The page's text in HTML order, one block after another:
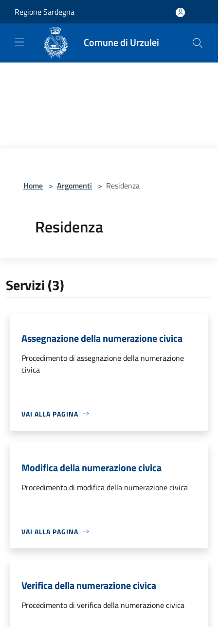
Regione Sardegna
Comune di Urzulei
Home > Argomenti > Residenza
Residenza
Servizi (3)
Assegnazione della numerazione civica
Procedimento di assegnazione della numerazione
civica
VAI ALLA PAGINA
Modifica della numerazione civica
Procedimento di modifica della numerazione civica
VAI ALLA PAGINA
Verifica della numerazione civica
Procedimento di verifica della numerazione civica